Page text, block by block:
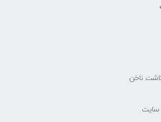
ناخن
سایت